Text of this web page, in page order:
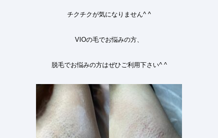
チクチクが気になりません^ ^
VIOの毛でお悩みの方、
脱毛でお悩みの方はぜひご利用下さい^ ^